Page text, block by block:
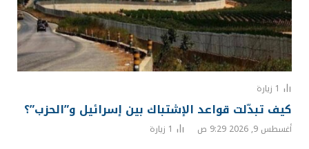
1 زيارة
كيف تبدّلت قواعد الإشتباك بين إسرائيل و”الحزب”؟
أغسطس 9, 2026 9:29 ص 1 زيارة